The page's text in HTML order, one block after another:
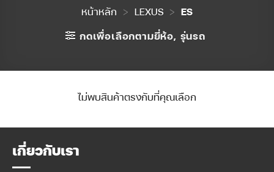
หน้าหลัก > LEXUS > ES
กดเพื่อเลือกตามยี่ห้อ, รุ่นรถ
ไม่พบสินค้าตรงกับที่คุณเลือก
เกี่ยวกับเรา